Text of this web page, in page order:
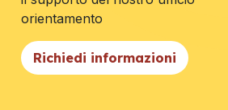
orientamento
Richiedi informazioni